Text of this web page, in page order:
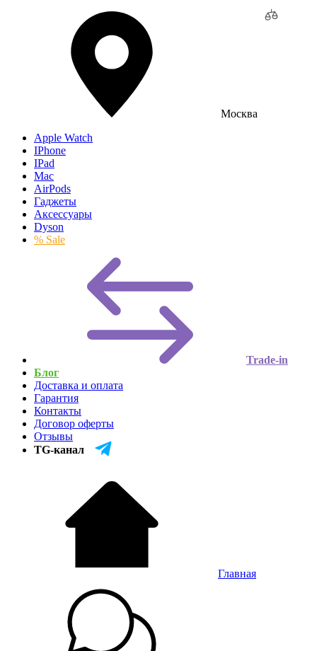
Москва
Apple Watch
IPhone
IPad
Mac
AirPods
Гаджеты
Аксессуары
Dyson
% Sale
Trade-in
Блог
Доставка и оплата
Гарантия
Контакты
Договор оферты
Отзывы
TG-канал
Главная